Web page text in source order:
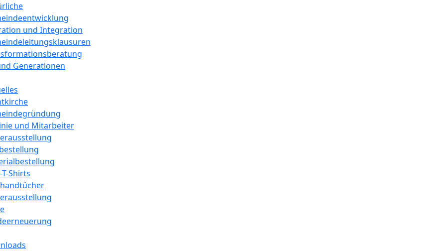
und Integration
Generationen
und Mitarbeiter
Shirts